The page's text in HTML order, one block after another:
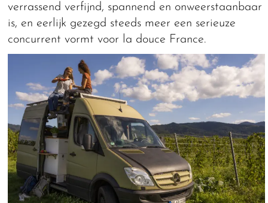
verrassend verfijnd, spannend en onweerstaanbaar
is, en eerlijk gezegd steeds meer een serieuze
concurrent vormt voor la douce France.